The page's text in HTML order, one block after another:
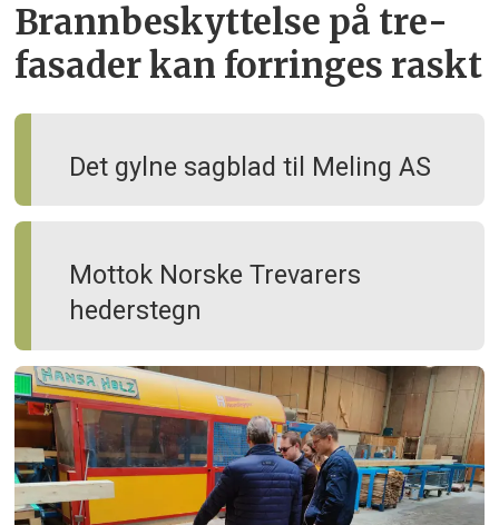
Brann­beskyttelse på tre­
fasader kan forringes raskt
Det gylne sagblad til Meling AS
Mottok Norske Trevarers
hederstegn